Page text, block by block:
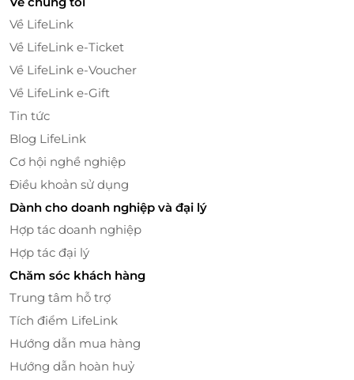
Một món quà thiết thực, đậm chất hiện đại
thân hoặc đồng nghiệp là cách thể hiện sự tinh tế và
quan tâm. Đây không chỉ là món quà mà còn là lời
mời trải nghiệm sự độc đáo và khác biệt trong ẩm
thực hiện đại.
Nhanh tay đặt mua Thẻ quà tặng
hưởng không gian nướng Nhật Bản đầy tinh tế tại
WOW Yakiniku. Đừng bỏ lỡ cơ hội khám phá hành
trình ẩm thực mang tính cá nhân hóa, linh hoạt.
Về LifeLink
Về LifeLink e-Ticket
Về LifeLink e-Voucher
Về LifeLink e-Gift
Tin tức
Blog LifeLink
Cơ hội nghề nghiệp
Điều khoản sử dụng
Dành cho doanh nghiệp và đại lý
Hợp tác doanh nghiệp
Hợp tác đại lý
Chăm sóc khách hàng
Trung tâm hỗ trợ
Tích điểm LifeLink
Hướng dẫn mua hàng
Hướng dẫn hoàn huỷ